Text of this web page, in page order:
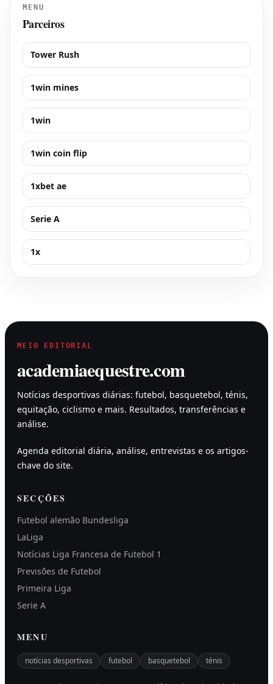
MENU
Parceiros
Tower Rush
1win mines
1win
1win coin flip
1xbet ae
Serie A
1x
MEIO EDITORIAL
academiaequestre.com
Notícias desportivas diárias: futebol, basquetebol, ténis,
equitação, ciclismo e mais. Resultados, transferências e
análise.
Agenda editorial diária, análise, entrevistas e os artigos-
chave do site.
SECÇÕES
Futebol alemão Bundesliga
LaLiga
Notícias Liga Francesa de Futebol 1
Previsões de Futebol
Primeira Liga
Serie A
MENU
notícias desportivas futebol basquetebol ténis